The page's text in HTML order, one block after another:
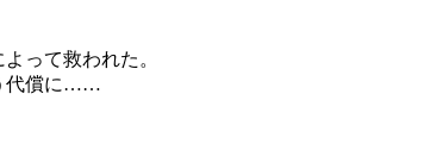
って救われた。
代償に……